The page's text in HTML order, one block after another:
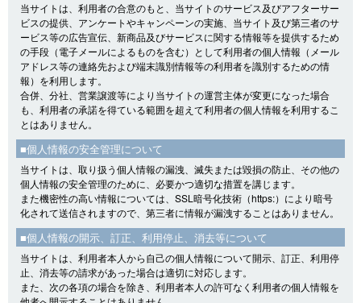
当サイトは、利用者の合意のもと、当サイトのサービス及びアフターサー
ビスの提供、アンケートやキャンペーンの実施、当サイト及び第三者のサ
ービス等の広告宣伝、新商品及びサービスに関する情報等を提供するため
の手段（電子メールによるものを含む）として利用者の個人情報（メール
アドレス等の連絡先および端末識別情報等の利用者を識別するための情
報）を利用します。
合併、分社、営業譲渡等により当サイトの運営主体が変更になった場合
も、利用者の承諾を得ている範囲を超えて利用者の個人情報を利用するこ
とはありません。
■個人情報の安全管理について
当サイトは、取り扱う個人情報の漏洩、滅失または毀損の防止、その他の
個人情報の安全管理のために、必要かつ適切な措置を講じます。
また機密性の高い情報については、SSL暗号化技術（https:）により暗号
化されて送信されますので、第三者に情報が漏洩することはありません。
■個人情報の開示、訂正、利用停止、消去等について
当サイトは、利用者本人から自己の個人情報について開示、訂正、利用停
止、消去等の請求があった場合は適切に対応します。
また、次の各項の場合を除き、利用者本人の許可なく利用者の個人情報を